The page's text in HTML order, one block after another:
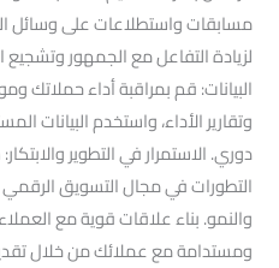
مسابقات واستطلاعات على وسائل
لزيادة التفاعل مع الجمهور
البيانات: قم بمراقبة أداء حملاتك
وتقارير الأداء، واستخدم البيانات
دوري. الاستمرار في التطوير
التطورات في مجال التسويق الرقمي
والنمو. بناء علاقات قوية مع
ومستدامة مع عملائك من خلال